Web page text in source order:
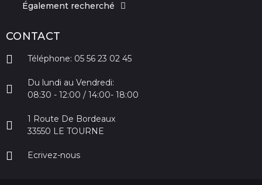
Également recherché
CONTACT
Téléphone: 05 56 23 02 45
Du lundi au Vendredi:
08:30 - 12:00 / 14:00- 18:00
1 Route De Bordeaux
33550 LE TOURNE
Ecrivez-nous